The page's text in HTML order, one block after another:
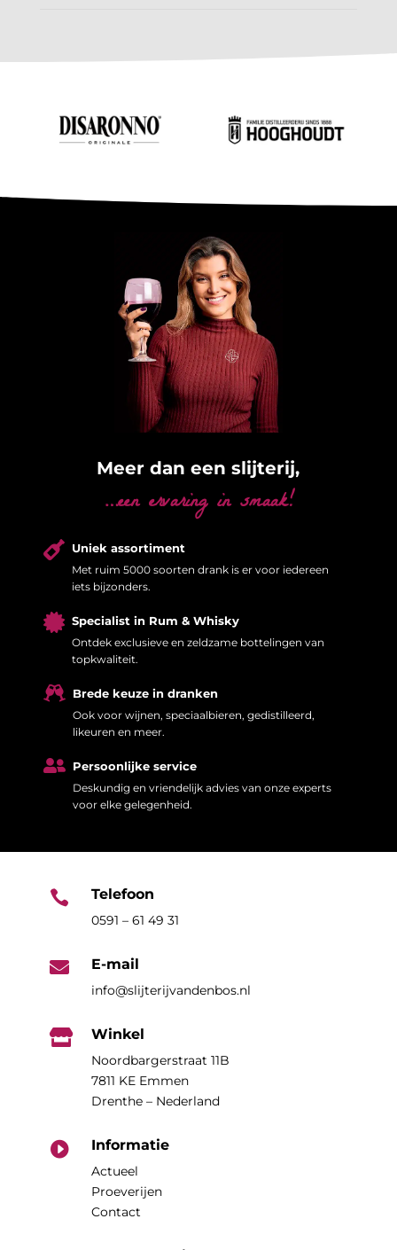
Meer dan een slijterij,
…een ervaring in smaak!
 Uniek assortiment
Met ruim 5000 soorten drank is er voor iedereen
iets bijzonders.
 Specialist in Rum & Whisky
Ontdek exclusieve en zeldzame bottelingen van
topkwaliteit.
 Brede keuze in dranken
Ook voor wijnen, speciaalbieren, gedistilleerd,
likeuren en meer.
 Persoonlijke service
Deskundig en vriendelijk advies van onze experts
voor elke gelegenheid.
 Telefoon
0591 – 61 49 31
 E-mail
info@slijterijvandenbos.nl
 Winkel
Noordbargerstraat 11B
7811 KE Emmen
Drenthe – Nederland
 Informatie
Actueel
Proeverijen
Contact